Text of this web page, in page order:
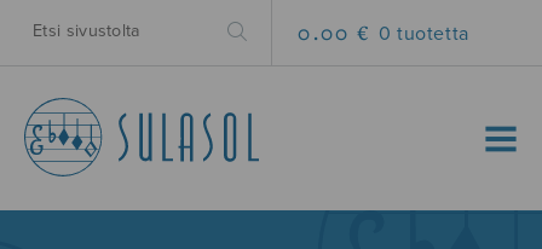
0.00 € 0 tuotetta
MENU